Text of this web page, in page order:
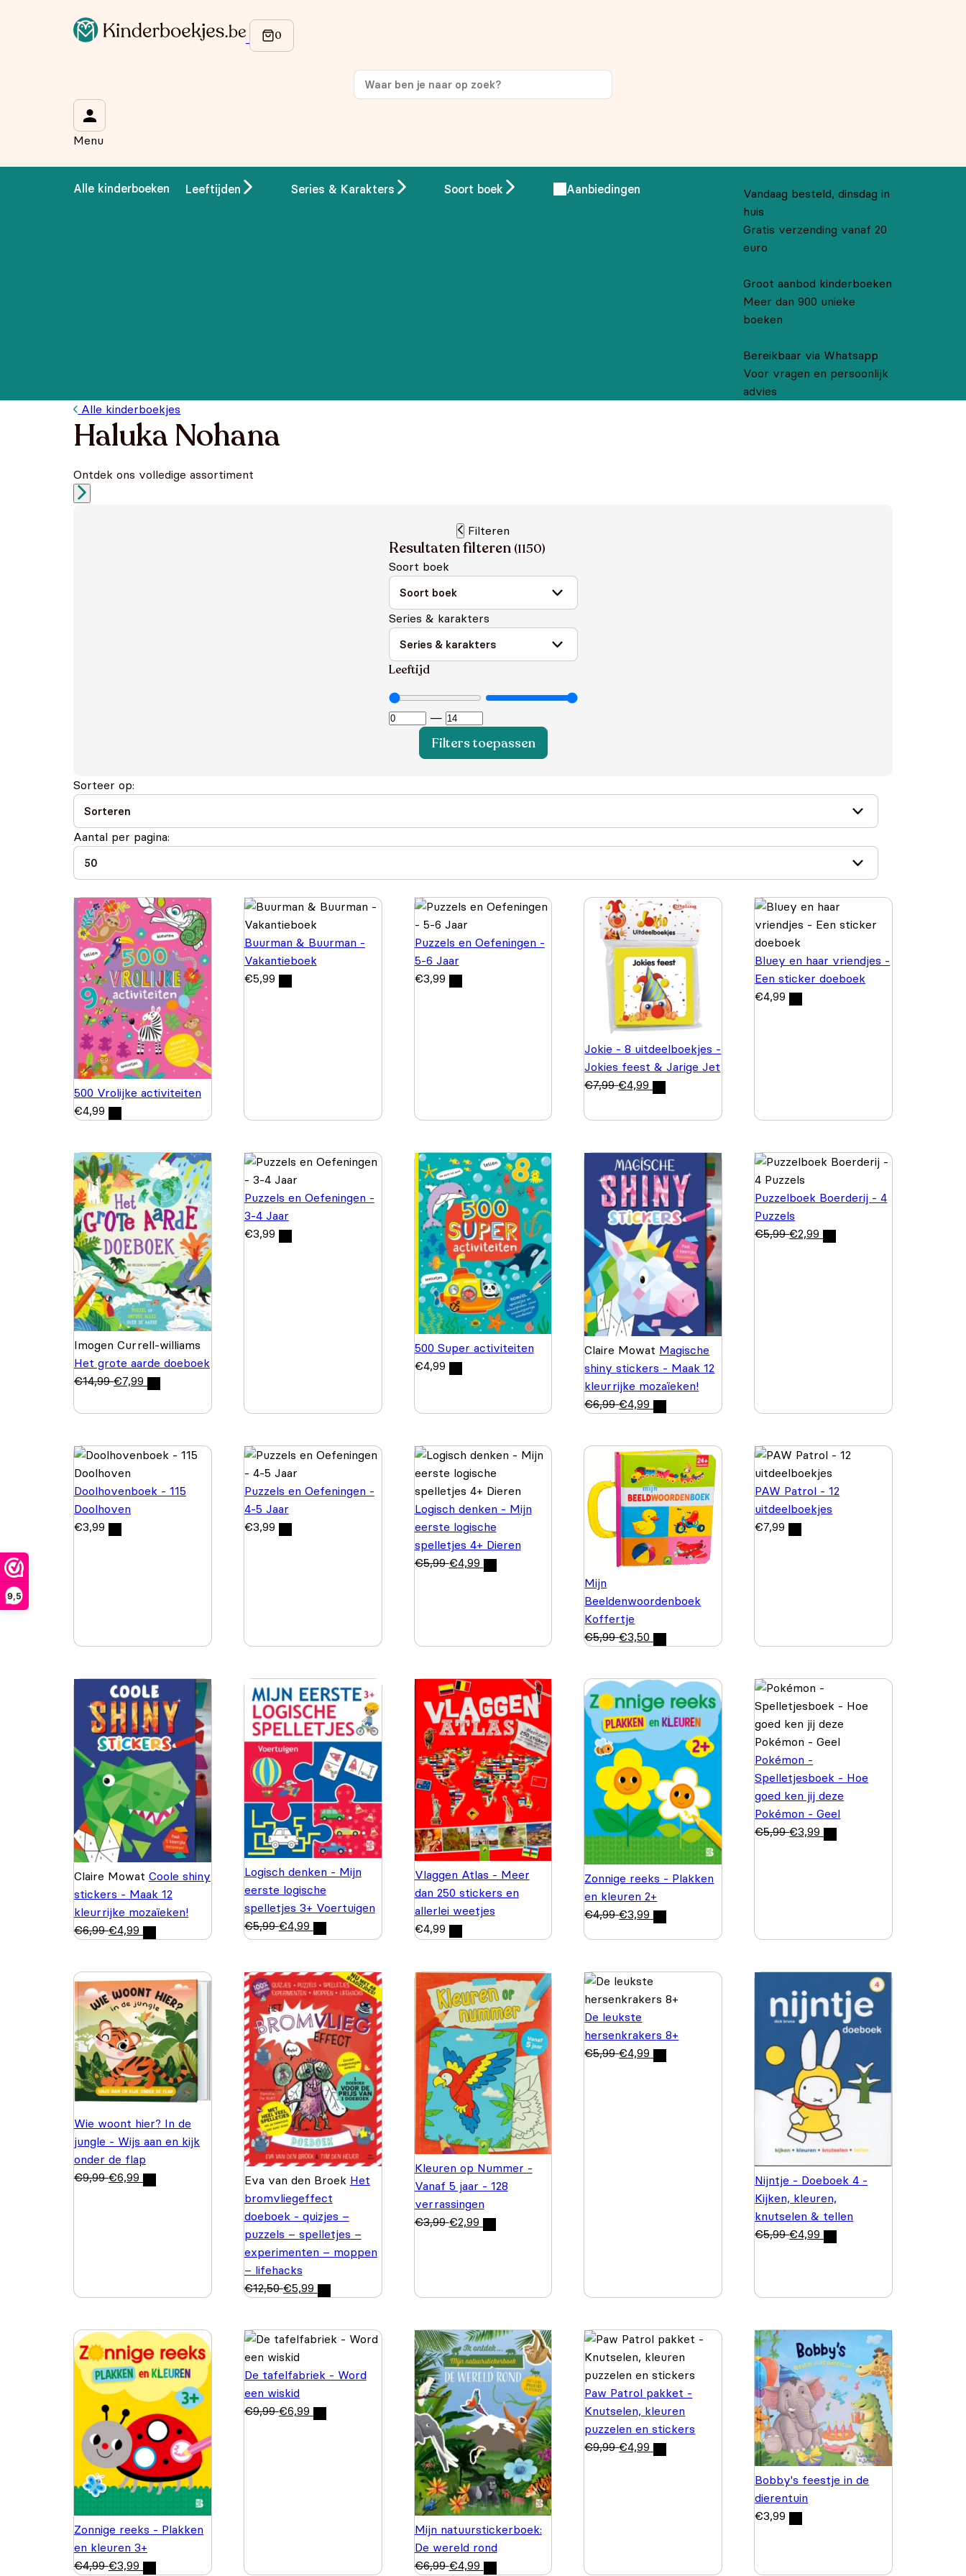
9,5
Menu
Alle kinderboeken Leeftijden Series & Karakters Soort boek Aanbiedingen
Vandaag besteld, dinsdag in
huis
Gratis verzending vanaf 20
euro
Groot aanbod kinderboeken
Meer dan 900 unieke
boeken
Bereikbaar via Whatsapp
Voor vragen en persoonlijk
advies
Alle kinderboekjes
Haluka Nohana
Ontdek ons volledige assortiment
Filteren
Resultaten filteren (1150)
Soort boek
Series & karakters
Leeftijd
—
Filters toepassen
Sorteer op:
Aantal per pagina:
500 Vrolijke activiteiten
€4,99
Buurman & Buurman -
Vakantieboek
€5,99
Puzzels en Oefeningen -
5-6 Jaar
€3,99
Jokie - 8 uitdeelboekjes -
Jokies feest & Jarige Jet
€7,99 €4,99
Bluey en haar vriendjes -
Een sticker doeboek
€4,99
Imogen Currell-williams
Het grote aarde doeboek
€14,99 €7,99
Puzzels en Oefeningen -
3-4 Jaar
€3,99
500 Super activiteiten
€4,99
Claire Mowat Magische
shiny stickers - Maak 12
kleurrijke mozaïeken!
€6,99 €4,99
Puzzelboek Boerderij - 4
Puzzels
€5,99 €2,99
Doolhovenboek - 115
Doolhoven
€3,99
Puzzels en Oefeningen -
4-5 Jaar
€3,99
Logisch denken - Mijn
eerste logische
spelletjes 4+ Dieren
€5,99 €4,99
Mijn
Beeldenwoordenboek
Koffertje
€5,99 €3,50
PAW Patrol - 12
uitdeelboekjes
€7,99
Claire Mowat Coole shiny
stickers - Maak 12
kleurrijke mozaïeken!
€6,99 €4,99
Logisch denken - Mijn
eerste logische
spelletjes 3+ Voertuigen
€5,99 €4,99
Vlaggen Atlas - Meer
dan 250 stickers en
allerlei weetjes
€4,99
Zonnige reeks - Plakken
en kleuren 2+
€4,99 €3,99
Pokémon -
Spelletjesboek - Hoe
goed ken jij deze
Pokémon - Geel
€5,99 €3,99
Wie woont hier? In de
jungle - Wijs aan en kijk
onder de flap
€9,99 €6,99 Eva van den Broek Het
bromvliegeffect
doeboek - quizjes –
puzzels – spelletjes –
experimenten – moppen
– lifehacks
€12,50 €5,99
Kleuren op Nummer -
Vanaf 5 jaar - 128
verrassingen
€3,99 €2,99
De leukste
hersenkrakers 8+
€5,99 €4,99
Nijntje - Doeboek 4 -
Kijken, kleuren,
knutselen & tellen
€5,99 €4,99
Zonnige reeks - Plakken
en kleuren 3+
€4,99 €3,99
De tafelfabriek - Word
een wiskid
€9,99 €6,99
Mijn natuurstickerboek:
De wereld rond
€6,99 €4,99
Paw Patrol pakket -
Knutselen, kleuren
puzzelen en stickers
€9,99 €4,99
Bobby's feestje in de
dierentuin
€3,99